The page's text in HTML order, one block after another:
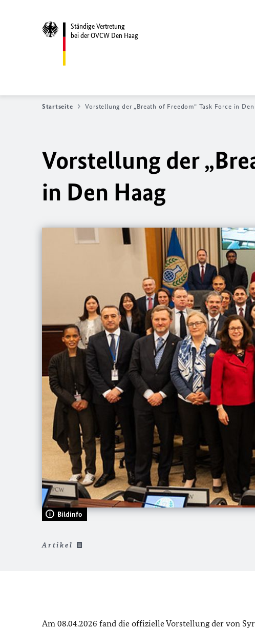
Ständige Vertretung
bei der OVCW Den Haag
Startseite Vorstellung der „Breath of Freedom“ Task Force in Den
Vorstellung der
in Den Haag
Bildinfo
Artikel
Am 08.04.2026 fand die offizielle Vorstellung der von